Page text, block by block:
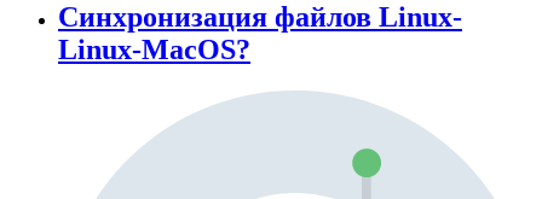
Синхронизация файлов Linux-
Linux-MacOS?